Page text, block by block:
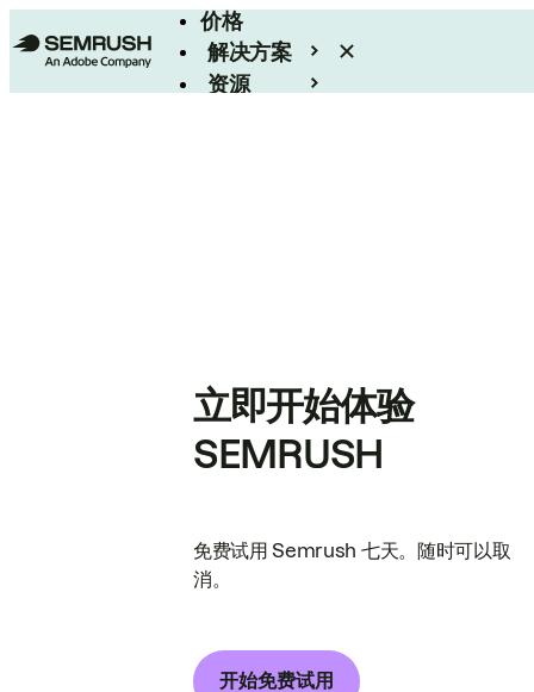
价格
解决方案
资源
立即开始体验
SEMRUSH
免费试用 Semrush 七天。随时可以取
消。
开始免费试用